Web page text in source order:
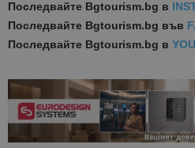
Последвайте Bgtourism.bg в
Последвайте Bgtourism.bg във
Последвайте Bgtourism.bg в